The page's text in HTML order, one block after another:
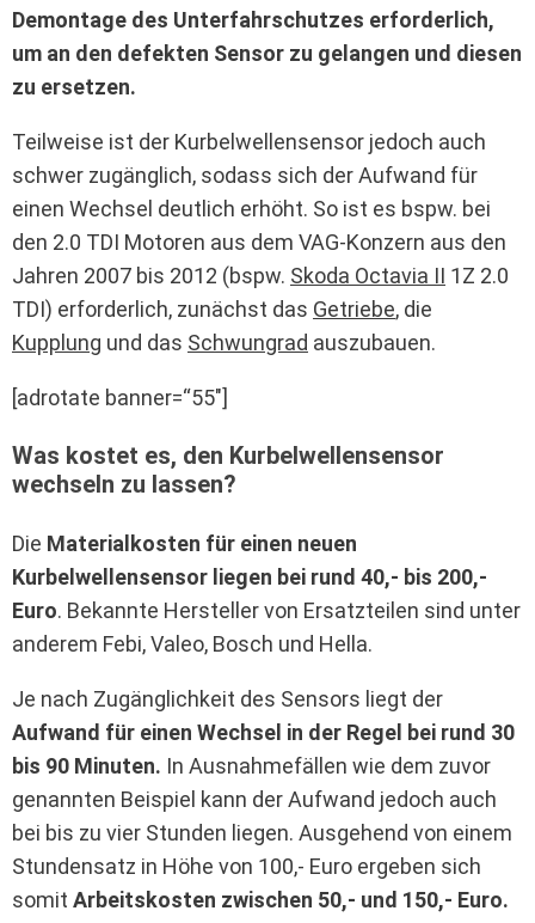
Demontage des Unterfahrschutzes erforderlich,
um an den defekten Sensor zu gelangen und diesen
zu ersetzen.
Teilweise ist der Kurbelwellensensor jedoch auch
schwer zugänglich, sodass sich der Aufwand für
einen Wechsel deutlich erhöht. So ist es bspw. bei
den 2.0 TDI Motoren aus dem VAG-Konzern aus den
Jahren 2007 bis 2012 (bspw. Skoda Octavia II 1Z 2.0
TDI) erforderlich, zunächst das Getriebe, die
Kupplung und das Schwungrad auszubauen.
[adrotate banner=“55″]
Was kostet es, den Kurbelwellensensor
wechseln zu lassen?
Die Materialkosten für einen neuen
Kurbelwellensensor liegen bei rund 40,- bis 200,-
Euro. Bekannte Hersteller von Ersatzteilen sind unter
anderem Febi, Valeo, Bosch und Hella.
Je nach Zugänglichkeit des Sensors liegt der
Aufwand für einen Wechsel in der Regel bei rund 30
bis 90 Minuten. In Ausnahmefällen wie dem zuvor
genannten Beispiel kann der Aufwand jedoch auch
bei bis zu vier Stunden liegen. Ausgehend von einem
Stundensatz in Höhe von 100,- Euro ergeben sich
somit Arbeitskosten zwischen 50,- und 150,- Euro.